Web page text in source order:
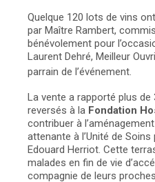
Quelque 120 lots de vins
par Maître Rambert,
bénévolement pour
Laurent Dehré, Meilleur
parrain de l’événement.
La vente a rapporté plus de
reversés à la Fondation
contribuer à
attenante à l’Unité de Soins
Edouard Herriot. Cette
malades en fin de vie
compagnie de leurs